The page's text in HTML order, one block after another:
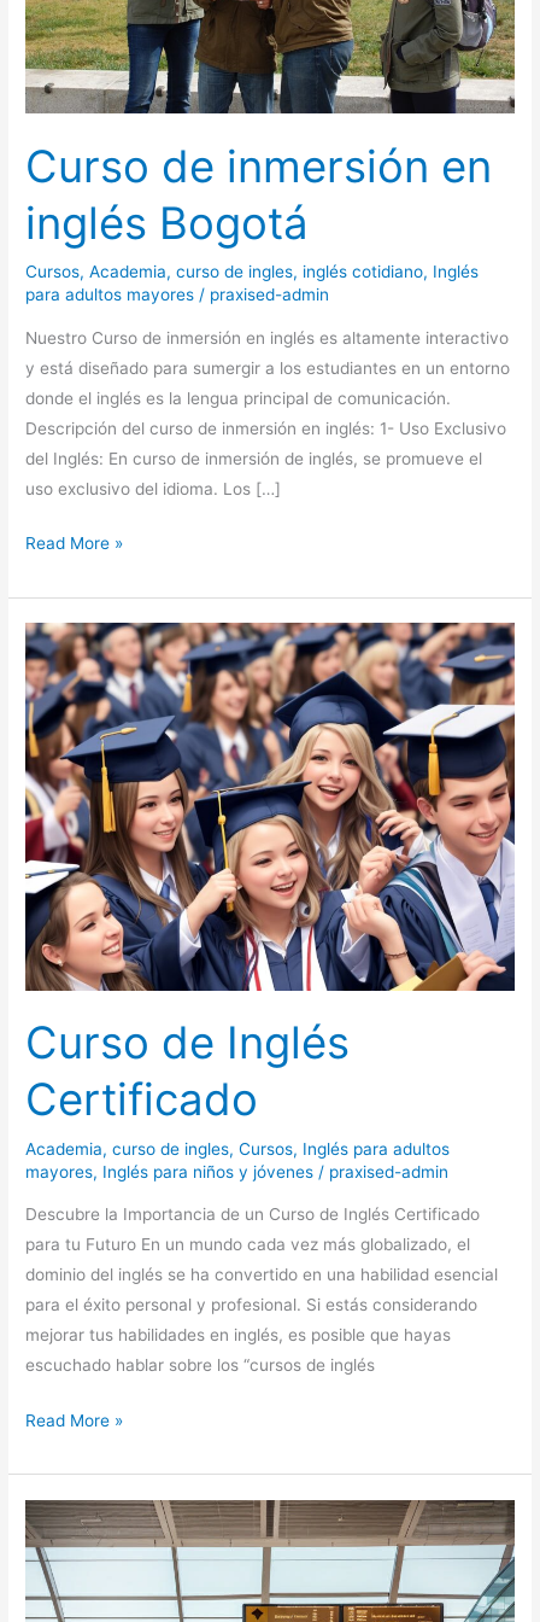
Curso de inmersión en
inglés Bogotá
Cursos,Academia,curso de ingles, inglés cotidiano, Inglés
para adultos mayores / praxised-admin
Nuestro Curso de inmersión en inglés es altamente interactivo
y está diseñado para sumergir a los estudiantes en un entorno
donde el inglés es la lengua principal de comunicación.
Descripción del curso de inmersión en inglés: 1- Uso Exclusivo
del Inglés: En curso de inmersión de inglés, se promueve el
uso exclusivo del idioma. Los […]
Read More »
Curso de Inglés
Certificado
Academia,curso de ingles,Cursos, Inglés para adultos
mayores, Inglés para niños y jóvenes / praxised-admin
Descubre la Importancia de un Curso de Inglés Certificado
para tu Futuro En un mundo cada vez más globalizado, el
dominio del inglés se ha convertido en una habilidad esencial
para el éxito personal y profesional. Si estás considerando
mejorar tus habilidades en inglés, es posible que hayas
escuchado hablar sobre los “cursos de inglés
Curso
de
Inglés
Certificado
Read More »
Inglés
para
viajar:
Curso